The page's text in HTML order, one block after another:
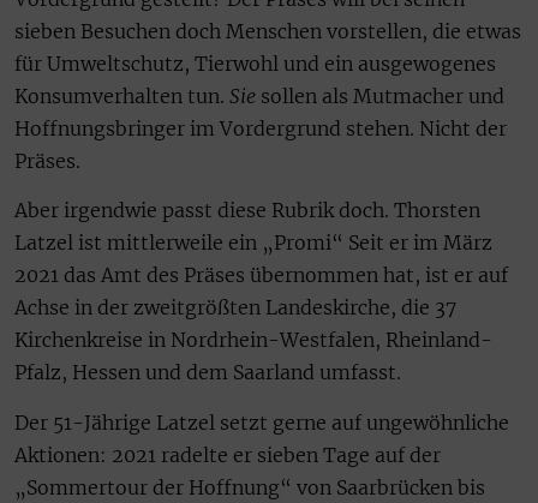
sieben Besuchen doch Menschen vorstellen, die etwas
für Umweltschutz, Tierwohl und ein ausgewogenes
Konsumverhalten tun. Sie sollen als Mutmacher und
Hoffnungsbringer im Vordergrund stehen. Nicht der
Präses.
Aber irgendwie passt diese Rubrik doch. Thorsten
Latzel ist mittlerweile ein „Promi“ Seit er im März
2021 das Amt des Präses übernommen hat, ist er auf
Achse in der zweitgrößten Landeskirche, die 37
Kirchenkreise in Nordrhein-Westfalen, Rheinland-
Pfalz, Hessen und dem Saarland umfasst.
Der 51-Jährige Latzel setzt gerne auf ungewöhnliche
Aktionen: 2021 radelte er sieben Tage auf der
„Sommertour der Hoffnung“ von Saarbrücken bis